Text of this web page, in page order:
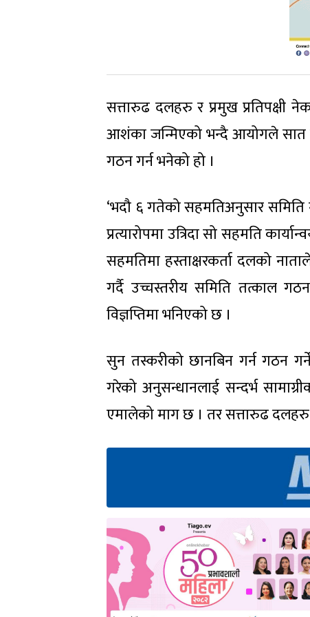
सत्तारुढ दलहरु र प्रमुख
आशंका जन्मिएको भन्दै आयोगले सात
गठन गर्न भनेको हो ।
‘भदौ ६ गतेको सहमतिअनुसार समिति
प्रत्यारोपमा उत्रिदा सो सहमति
सहमतिमा हस्ताक्षरकर्ता दलको
गर्दै उच्चस्तरीय समिति तत्काल
विज्ञप्तिमा भनिएको छ ।
सुन तस्करीको छानबिन गर्न गठन
गरेको अनुसन्धानलाई सन्दर्भ
एमालेको माग छ । तर सत्तारुढ